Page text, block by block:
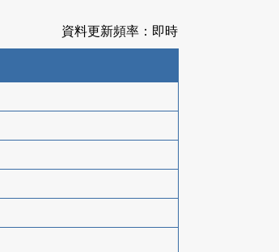
資料更新頻率：即時